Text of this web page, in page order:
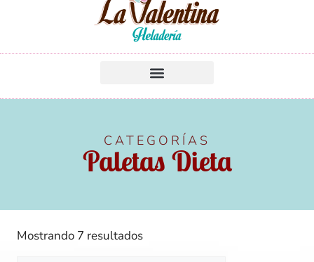
CATEGORÍAS
Paletas Dieta
Mostrando 7 resultados